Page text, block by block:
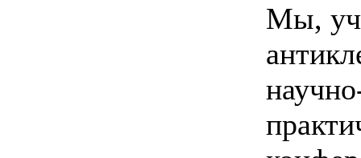
Мы,